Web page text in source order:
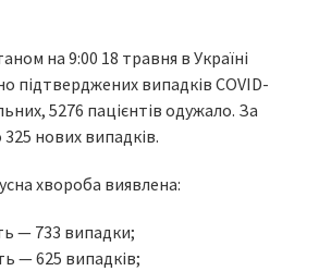
на 9:00 18 травня в Україні
підтверджених випадків COVID-
5276 пацієнтів одужало. За
нових випадків.
хвороба виявлена:
— 733 випадки;
— 625 випадків;